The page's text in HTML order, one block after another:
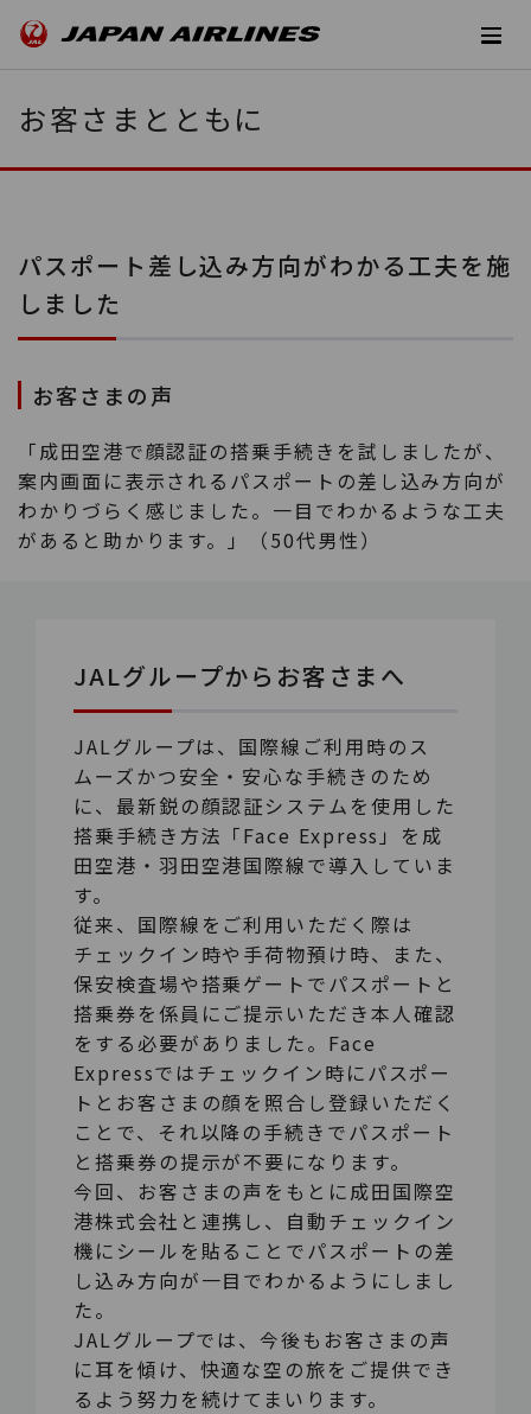
お客さまとともに
パスポート差し込み方向がわかる工夫を施
しました
お客さまの声
「成田空港で顔認証の搭乗手続きを試しましたが、
案内画面に表示されるパスポートの差し込み方向が
わかりづらく感じました。一目でわかるような工夫
があると助かります。」（50代男性）
JALグループからお客さまへ
JALグループは、国際線ご利用時のス
ムーズかつ安全・安心な手続きのため
に、最新鋭の顔認証システムを使用した
搭乗手続き方法「Face Express」を成
田空港・羽田空港国際線で導入していま
す。
従来、国際線をご利用いただく際は
チェックイン時や手荷物預け時、また、
保安検査場や搭乗ゲートでパスポートと
搭乗券を係員にご提示いただき本人確認
をする必要がありました。Face
Expressではチェックイン時にパスポー
トとお客さまの顔を照合し登録いただく
ことで、それ以降の手続きでパスポート
と搭乗券の提示が不要になります。
今回、お客さまの声をもとに成田国際空
港株式会社と連携し、自動チェックイン
機にシールを貼ることでパスポートの差
し込み方向が一目でわかるようにしまし
た。
JALグループでは、今後もお客さまの声
に耳を傾け、快適な空の旅をご提供でき
るよう努力を続けてまいります。